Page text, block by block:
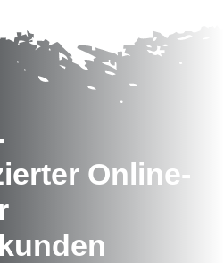
Online-